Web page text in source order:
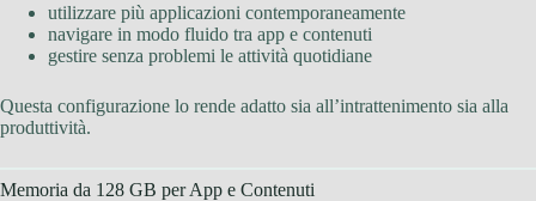
utilizzare più applicazioni contemporaneamente
navigare in modo fluido tra app e contenuti
gestire senza problemi le attività quotidiane
Questa configurazione lo rende adatto sia all’intrattenimento sia alla
produttività.
Memoria da 128 GB per App e Contenuti